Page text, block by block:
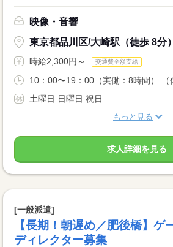
映像・音響
東京都品川区/大崎駅（徒歩 8分）
時給2,300円～ 交通費全額支給
10：00〜19：00（実働：8時間） （
土曜日 日曜日 祝日
もっと見る
求人詳細を見る
[一般派遣]
【長期！朝遅め／肥後橋】ゲ
ディレクター募集